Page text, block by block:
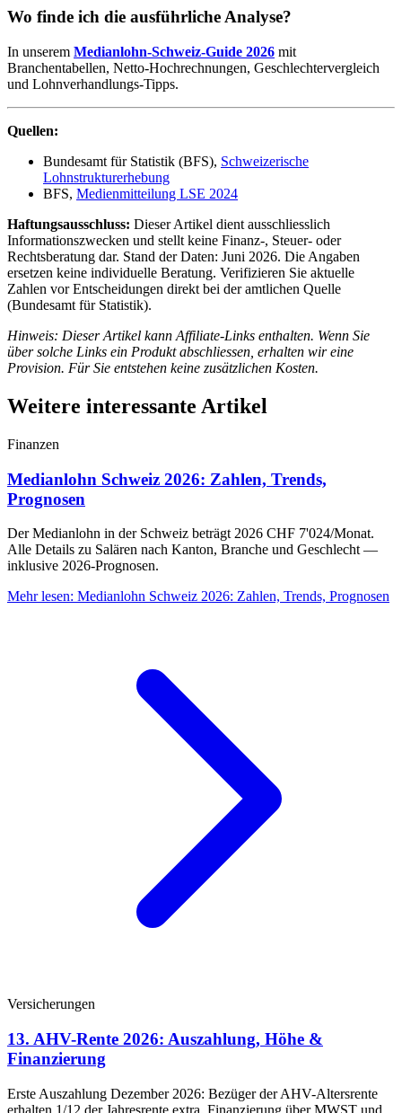
Wo finde ich die ausführliche Analyse?
In unserem Medianlohn-Schweiz-Guide 2026 mit
Branchentabellen, Netto-Hochrechnungen, Geschlechtervergleich
und Lohnverhandlungs-Tipps.
Quellen:
Bundesamt für Statistik (BFS), Schweizerische
Lohnstrukturerhebung
BFS, Medienmitteilung LSE 2024
Haftungsausschluss: Dieser Artikel dient ausschliesslich
Informationszwecken und stellt keine Finanz-, Steuer- oder
Rechtsberatung dar. Stand der Daten: Juni 2026. Die Angaben
ersetzen keine individuelle Beratung. Verifizieren Sie aktuelle
Zahlen vor Entscheidungen direkt bei der amtlichen Quelle
(Bundesamt für Statistik).
Hinweis: Dieser Artikel kann Affiliate-Links enthalten. Wenn Sie
über solche Links ein Produkt abschliessen, erhalten wir eine
Provision. Für Sie entstehen keine zusätzlichen Kosten.
Weitere interessante Artikel
Finanzen
Medianlohn Schweiz 2026: Zahlen, Trends,
Prognosen
Der Medianlohn in der Schweiz beträgt 2026 CHF 7'024/Monat.
Alle Details zu Salären nach Kanton, Branche und Geschlecht —
inklusive 2026-Prognosen.
Mehr lesen: Medianlohn Schweiz 2026: Zahlen, Trends, Prognosen
Versicherungen
13. AHV-Rente 2026: Auszahlung, Höhe &
Finanzierung
Erste Auszahlung Dezember 2026: Bezüger der AHV-Altersrente
erhalten 1/12 der Jahresrente extra. Finanzierung über MWST und